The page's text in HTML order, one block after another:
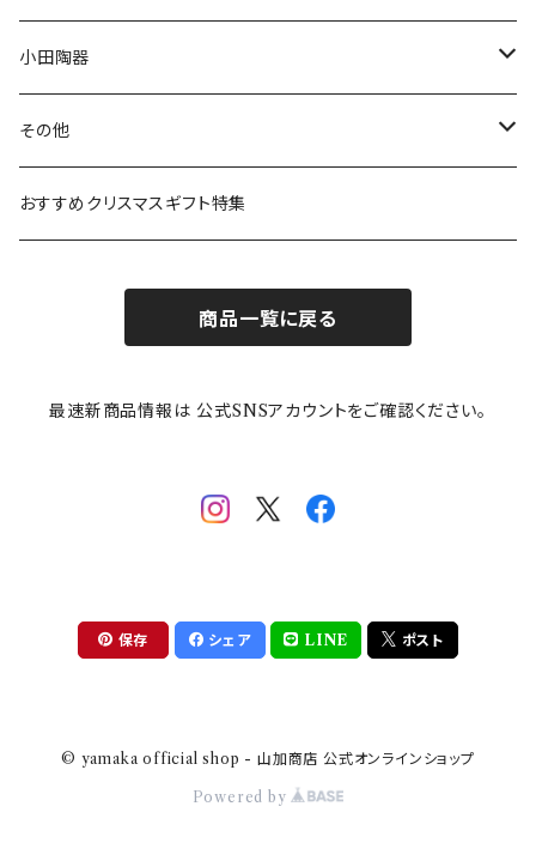
ボウル
ガラスウェア
カトラリー
リトルミイの日記念アイテム
スヌーピー
ピーターラビット
ポケットモンスター
mofusand（モフサンド）
mofsand×日比谷花壇
ちびまる子ちゃんandクレヨンしんちゃん
LISA LARSON(リサラーソン)
LAURA ASHLEY(ローラ アシュレイ)
Finlayson(フィンレイソン)
HANAE MORI(ハナエモリ)
THE BEATLES(ザ・ビートルズ)
【山加商店×yaeko】migratory bird
ねこ企画
Cecera(セセラ)
CELEC(セレック)
隅切り重箱
HAPPY DINING(ハッピーダイニング)
小田陶器
さざなみ
吉祥
メイメイウェア
SoSo(ソソ）
その他
リサイクル食器
おすすめクリスマスギフト特集
商品一覧に戻る
最速新商品情報は 公式SNSアカウントをご確認ください。
保存 シェア LINE ポスト
© yamaka official shop - 山加商店 公式オンラインショップ
Powered by